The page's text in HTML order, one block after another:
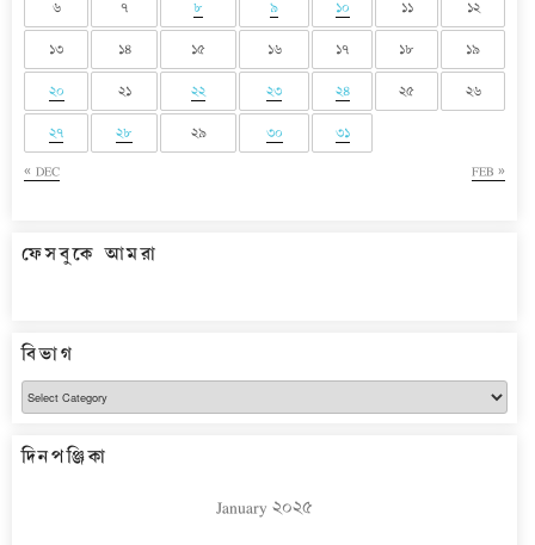
« DEC FEB »
৬ ৭ ৮ ৯ ১০ ১১ ১২
১৩ ১৪ ১৫ ১৬ ১৭ ১৮ ১৯
২০ ২১ ২২ ২৩ ২৪ ২৫ ২৬
২৭ ২৮ ২৯ ৩০ ৩১
ফেসবুকে আমরা
বিভাগ
বিভাগ
দিনপঞ্জিকা
January ২০২৫